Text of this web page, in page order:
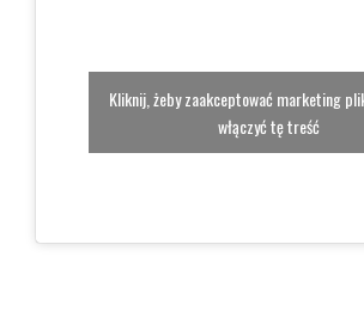
Kliknij, żeby zaakceptować marketing
włączyć tę treść